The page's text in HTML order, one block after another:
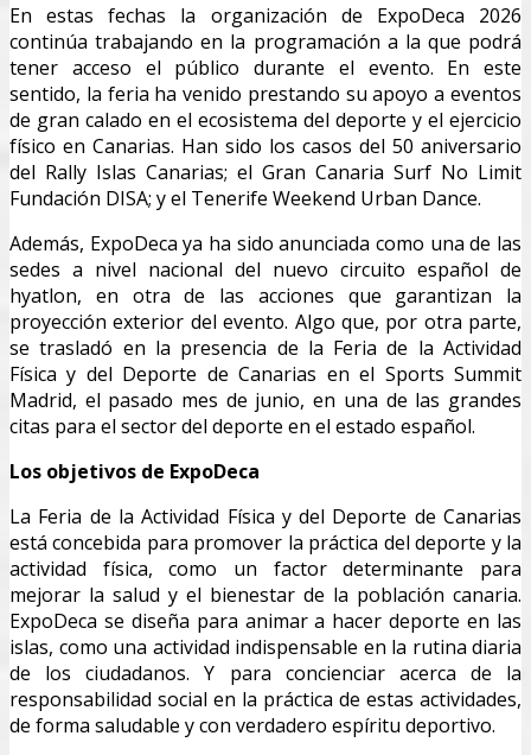
En estas fechas la organización de ExpoDeca 2026
continúa trabajando en la programación a la que podrá
tener acceso el público durante el evento. En este
sentido, la feria ha venido prestando su apoyo a eventos
de gran calado en el ecosistema del deporte y el ejercicio
físico en Canarias. Han sido los casos del 50 aniversario
del Rally Islas Canarias; el Gran Canaria Surf No Limit
Fundación DISA; y el Tenerife Weekend Urban Dance.
Además, ExpoDeca ya ha sido anunciada como una de las
sedes a nivel nacional del nuevo circuito español de
hyatlon, en otra de las acciones que garantizan la
proyección exterior del evento. Algo que, por otra parte,
se trasladó en la presencia de la Feria de la Actividad
Física y del Deporte de Canarias en el Sports Summit
Madrid, el pasado mes de junio, en una de las grandes
citas para el sector del deporte en el estado español.
Los objetivos de ExpoDeca
La Feria de la Actividad Física y del Deporte de Canarias
está concebida para promover la práctica del deporte y la
actividad física, como un factor determinante para
mejorar la salud y el bienestar de la población canaria.
ExpoDeca se diseña para animar a hacer deporte en las
islas, como una actividad indispensable en la rutina diaria
de los ciudadanos. Y para concienciar acerca de la
responsabilidad social en la práctica de estas actividades,
de forma saludable y con verdadero espíritu deportivo.